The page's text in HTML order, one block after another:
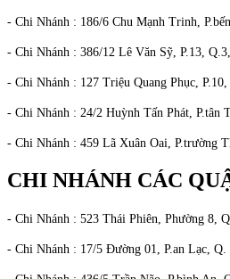
- Chi Nhánh : 186/6 Chu Mạnh Trinh,
- Chi Nhánh : 386/12 Lê Văn Sỹ, P.13,
- Chi Nhánh : 127 Triệu Quang Phục,
- Chi Nhánh : 24/2 Huỳnh Tấn Phát, P.tân
- Chi Nhánh : 459 Lã Xuân Oai, P.trường
CHI NHÁNH CÁC
- Chi Nhánh : 523 Thái Phiên, Phường 8,
- Chi Nhánh : 17/5 Đường 01, P.an Lạc, Q.